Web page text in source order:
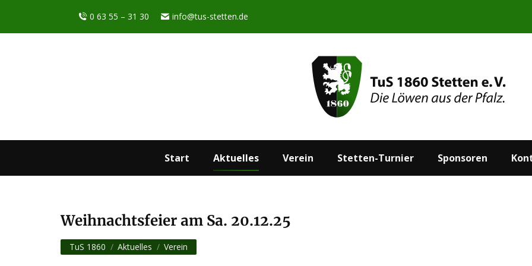
0 63 55 – 31 30 info@tus-stetten.de
Start Aktuelles Verein Stetten-Turnier Sponsoren
Weihnachtsfeier am Sa. 20.12.25
Sie befinden sich hier:
TuS 1860 Aktuelles Verein